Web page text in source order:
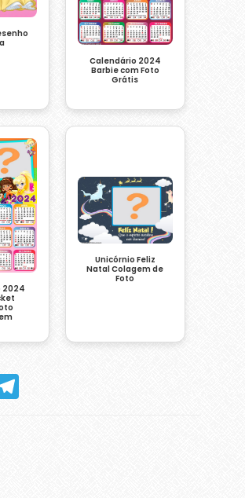
Calendário 2024
Barbie com Foto
Grátis
2024
Unicórnio Feliz
Natal Colagem de
Foto
Telegram